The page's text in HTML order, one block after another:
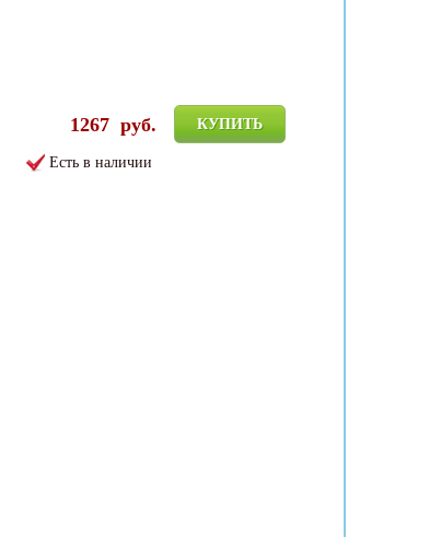
КУПИТЬ
1267 руб.
Есть в наличии